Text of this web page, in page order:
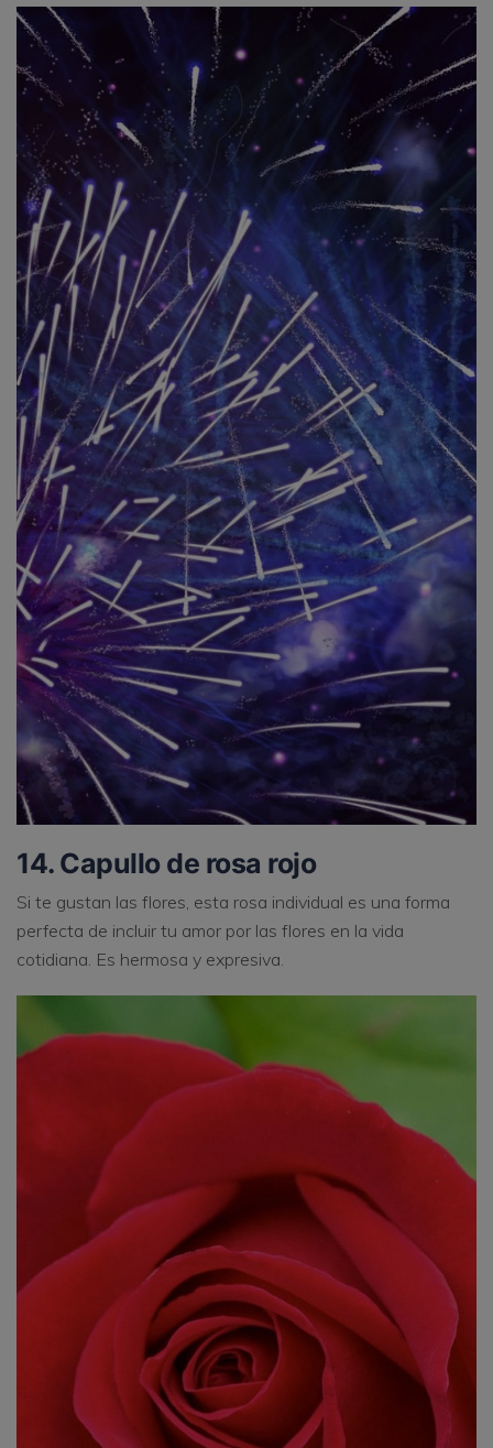
14. Capullo de rosa rojo
Si te gustan las flores, esta rosa individual es una forma
perfecta de incluir tu amor por las flores en la vida
cotidiana. Es hermosa y expresiva.